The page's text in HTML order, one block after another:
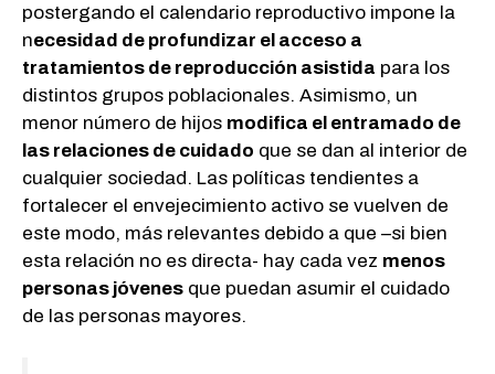
postergando el calendario reproductivo impone la
necesidad de profundizar el acceso a
tratamientos de reproducción asistida para los
distintos grupos poblacionales. Asimismo, un
menor número de hijos modifica el entramado de
las relaciones de cuidado que se dan al interior de
cualquier sociedad. Las políticas tendientes a
fortalecer el envejecimiento activo se vuelven de
este modo, más relevantes debido a que –si bien
esta relación no es directa- hay cada vez menos
personas jóvenes que puedan asumir el cuidado
de las personas mayores.